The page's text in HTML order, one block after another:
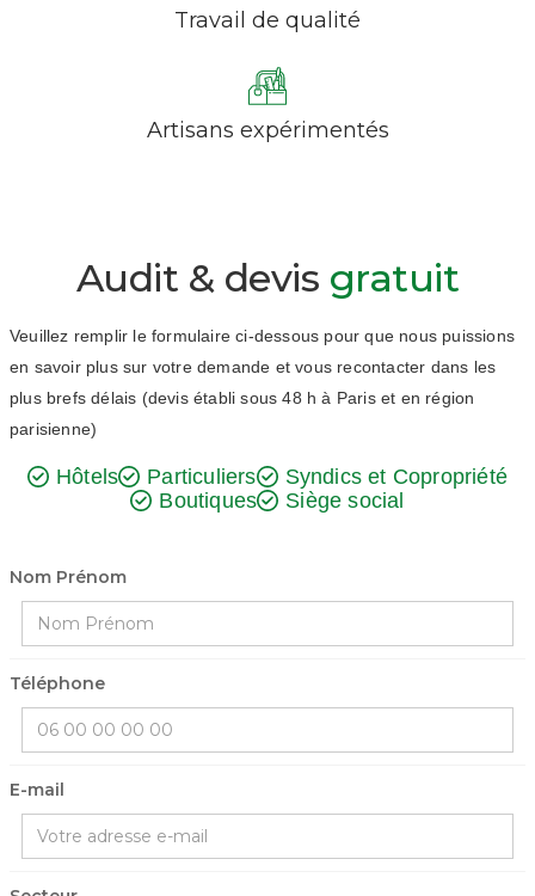
Travail de qualité
Artisans expérimentés
Audit & devis gratuit
Veuillez remplir le formulaire ci-dessous pour que nous puissions
en savoir plus sur votre demande et vous recontacter dans les
plus brefs délais (devis établi sous 48 h à Paris et en région
parisienne)
Hôtels Particuliers
Syndics et Copropriété
Boutiques
Siège social
Nom Prénom
Téléphone
E-mail